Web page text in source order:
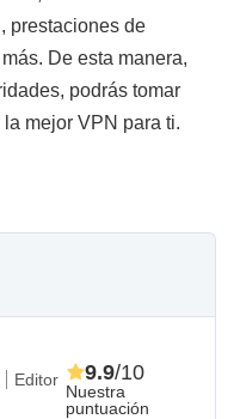
prestaciones de
De esta manera,
podrás tomar
mejor VPN para ti.
Editor
Nuestra
puntuación
9.9/10